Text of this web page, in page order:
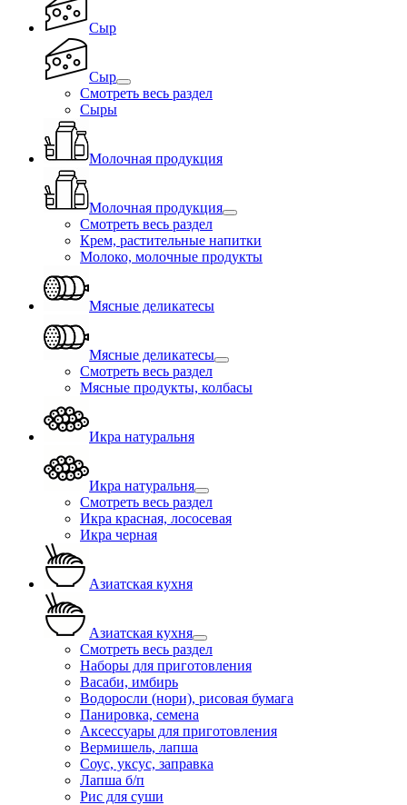
Сыр
Сыр
Смотреть весь раздел
Сыры
Молочная продукция
Молочная продукция
Смотреть весь раздел
Крем, растительные напитки
Молоко, молочные продукты
Мясные деликатесы
Мясные деликатесы
Смотреть весь раздел
Мясные продукты, колбасы
Икра натуральня
Икра натуральня
Смотреть весь раздел
Икра красная, лососевая
Икра черная
Азиатская кухня
Азиатская кухня
Смотреть весь раздел
Наборы для приготовления
Васаби, имбирь
Водоросли (нори), рисовая бумага
Панировка, семена
Аксессуары для приготовления
Вермишель, лапша
Соус, уксус, заправка
Лапша б/п
Рис для суши